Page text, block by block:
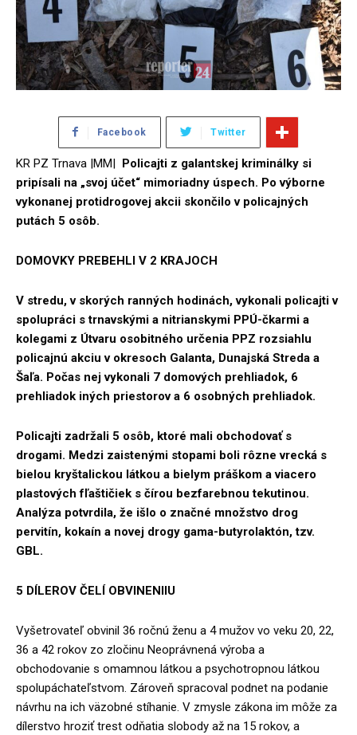
Facebook Twitter
KR PZ Trnava |MM| Policajti z galantskej kriminálky si
pripísali na „svoj účet“ mimoriadny úspech. Po výborne
vykonanej protidrogovej akcii skončilo v policajných
putách 5 osôb.
DOMOVKY PREBEHLI V 2 KRAJOCH
V stredu, v skorých ranných hodinách, vykonali policajti v
spolupráci s trnavskými a nitrianskymi PPÚ-čkarmi a
kolegami z Útvaru osobitného určenia PPZ rozsiahlu
policajnú akciu v okresoch Galanta, Dunajská Streda a
Šaľa. Počas nej vykonali 7 domových prehliadok, 6
prehliadok iných priestorov a 6 osobných prehliadok.
Policajti zadržali 5 osôb, ktoré mali obchodovať s
drogami. Medzi zaistenými stopami boli rôzne vrecká s
bielou kryštalickou látkou a bielym práškom a viacero
plastových fľaštičiek s čírou bezfarebnou tekutinou.
Analýza potvrdila, že išlo o značné množstvo drog
pervitín, kokaín a novej drogy gama-butyrolaktón, tzv.
GBL.
5 DÍLEROV ČELÍ OBVINENIIU
Vyšetrovateľ obvinil 36 ročnú ženu a 4 mužov vo veku 20, 22,
36 a 42 rokov zo zločinu Neoprávnená výroba a
obchodovanie s omamnou látkou a psychotropnou látkou
spolupáchateľstvom. Zároveň spracoval podnet na podanie
návrhu na ich väzobné stíhanie. V zmysle zákona im môže za
dílerstvo hroziť trest odňatia slobody až na 15 rokov, a